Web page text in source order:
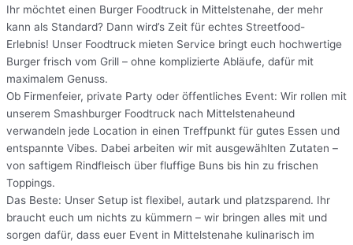
Ihr möchtet einen Burger Foodtruck in Mittelstenahe, der mehr
kann als Standard? Dann wird’s Zeit für echtes Streetfood-
Erlebnis! Unser Foodtruck mieten Service bringt euch hochwertige
Burger frisch vom Grill – ohne komplizierte Abläufe, dafür mit
maximalem Genuss.
Ob Firmenfeier, private Party oder öffentliches Event: Wir rollen mit
unserem Smashburger Foodtruck nach Mittelstenaheund
verwandeln jede Location in einen Treffpunkt für gutes Essen und
entspannte Vibes. Dabei arbeiten wir mit ausgewählten Zutaten –
von saftigem Rindfleisch über fluffige Buns bis hin zu frischen
Toppings.
Das Beste: Unser Setup ist flexibel, autark und platzsparend. Ihr
braucht euch um nichts zu kümmern – wir bringen alles mit und
sorgen dafür, dass euer Event in Mittelstenahe kulinarisch im